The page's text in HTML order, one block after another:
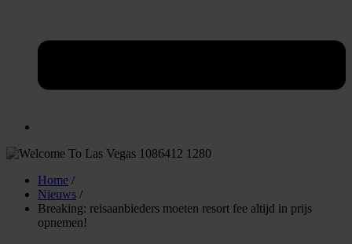
Home /
Nieuws /
Breaking: reisaanbieders moeten resort fee altijd in prijs
opnemen!